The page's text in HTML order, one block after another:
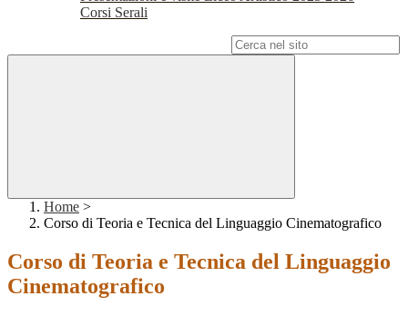
Corsi Serali
Home >
Corso di Teoria e Tecnica del Linguaggio Cinematografico
Corso di Teoria e Tecnica del Linguaggio
Cinematografico